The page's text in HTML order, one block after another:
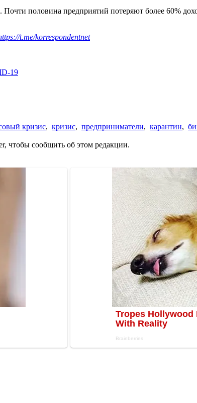
. Почти половина предприятий потеряют более 60%
t.me/korrespondentnet
19
кризис, кризис, предприниматели, карантин,
чтобы сообщить об этом редакции.